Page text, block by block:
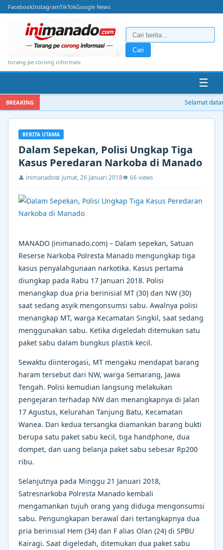
FacebookInstagramTikTokGoogle News
torang pe corong informasi
Cari
☰
BREAKING Selamat
BERITA UTAMA
Dalam Sepekan, Polisi Ungkap Tiga
Kasus Peredaran Narkoba di Manado
👤 inimanado📅 Jumat, 26 Januari 2018👁 66 views
MANADO (inimanado.com) – Dalam sepekan, Satuan
Reserse Narkoba Polresta Manado mengungkap tiga
kasus penyalahgunaan narkotika. Kasus pertama
diungkap pada Rabu 17 Januari 2018. Polisi
menangkap dua pria berinisial MT (30) dan NW (30)
saat sedang asyik mengonsumsi sabu. Awalnya polisi
menangkap MT, warga Kecamatan Singkil, saat sedang
menggunakan sabu. Ketika digeledah ditemukan satu
paket sabu dalam bungkus plastik kecil.
Sewaktu diinterogasi, MT mengaku mendapat barang
haram tersebut dari NW, warga Semarang, Jawa
Tengah. Polisi kemudian langsung melakukan
pengejaran terhadap NW dan menangkapnya di Jalan
17 Agustus, Kelurahan Tanjung Batu, Kecamatan
Wanea. Dari kedua tersangka diamankan barang bukti
berupa satu paket sabu kecil, tiga handphone, dua
dompet, dan uang belanja paket sabu sebesar Rp200
ribu.
Selanjutnya pada Minggu 21 Januari 2018,
Satresnarkoba Polresta Manado kembali
mengamankan tujuh orang yang diduga mengonsumsi
sabu. Pengungkapan berawal dari tertangkapnya dua
pria berinisial Hem (34) dan F alias Olan (24) di SPBU
Kairagi. Saat digeledah, ditemukan dua paket sabu